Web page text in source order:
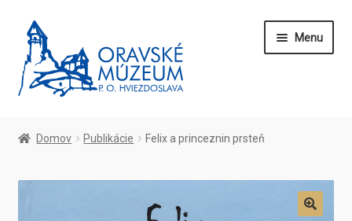
Preskočiť
na
navigáciu
Preskočiť
na
obsah
Menu
Domov Publikácie Felix a princeznin prsteň